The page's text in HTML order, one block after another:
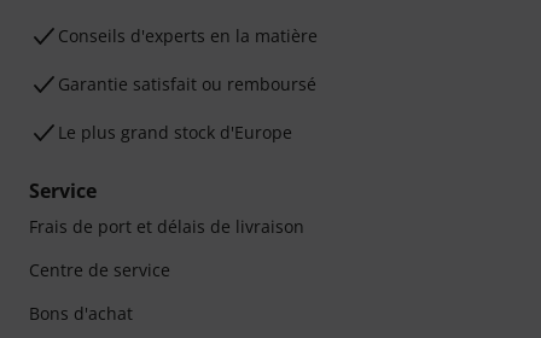
Conseils d'experts en la matière
Garantie satisfait ou remboursé
Le plus grand stock d'Europe
Service
Frais de port et délais de livraison
Centre de service
Bons d'achat